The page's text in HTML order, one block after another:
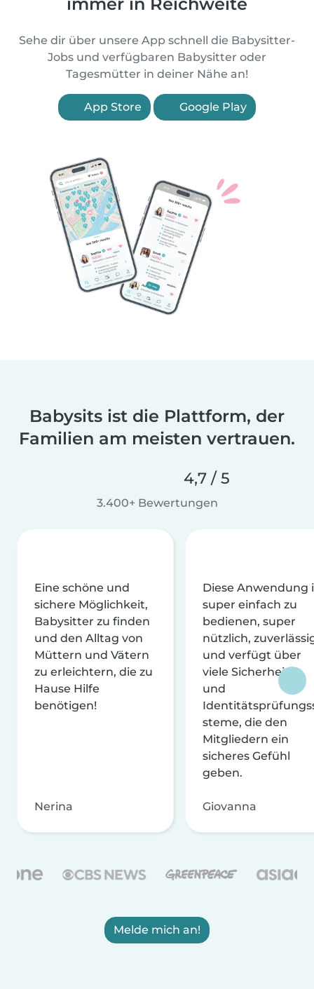
Sehe dir über unsere App schnell die Babysitter-
Jobs und verfügbaren Babysitter oder
Tagesmütter in deiner Nähe an!
App Store Google Play
Babysits ist die Plattform, der
Familien am meisten vertrauen.
4,7 / 5
3.400+ Bewertungen
Eine schöne und
sichere Möglichkeit,
Babysitter zu finden
und den Alltag von
Müttern und Vätern
zu erleichtern, die zu
Hause Hilfe
benötigen!
Nerina
Diese Anwendung
super einfach zu
bedienen, super
nützlich,
und verfügt über
viele Sicherheits-
und
steme, die den
Mitgliedern ein
sicheres Gefühl
geben.
Giovanna
Melde mich an!